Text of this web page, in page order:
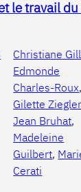
le travail
Christiane
Edmonde
Charles-Roux
Gilette Ziegler
Jean Bruhat
Madeleine
Guilbert,
Cerati